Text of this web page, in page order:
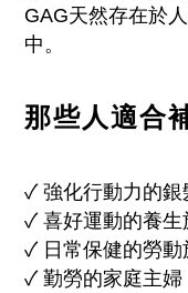
GAG天然存在於
中。
那些人適合
✓ 強化行動力的銀
✓ 喜好運動的養生
✓ 日常保健的勞動
✓ 勤勞的家庭主婦